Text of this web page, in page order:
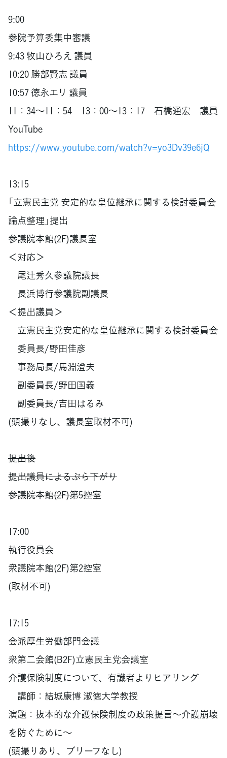
9:00
参院予算委集中審議
9:43 牧山ひろえ 議員
10:20 勝部賢志 議員
10:57 徳永エリ 議員
11：34〜11：54 13：00〜13：17 石橋通宏 議員
YouTube
https://www.youtube.com/watch?v=yo3Dv39e6jQ
13:15
「立憲民主党 安定的な皇位継承に関する検討委員会
論点整理」提出
参議院本館(2F)議長室
＜対応＞
尾辻秀久参議院議長
長浜博行参議院副議長
＜提出議員＞
立憲民主党安定的な皇位継承に関する検討委員会
委員長/野田佳彦
事務局長/馬淵澄夫
副委員長/野田国義
副委員長/吉田はるみ
(頭撮りなし、議長室取材不可)
提出後
提出議員によるぶら下がり
参議院本館(2F)第5控室
17:00
執行役員会
衆議院本館(2F)第2控室
(取材不可)
17:15
会派厚生労働部門会議
衆第二会館(B2F)立憲民主党会議室
介護保険制度について、有識者よりヒアリング
講師：結城康博 淑徳大学教授
演題：抜本的な介護保険制度の政策提言～介護崩壊
を防ぐために～
(頭撮りあり、ブリーフなし)